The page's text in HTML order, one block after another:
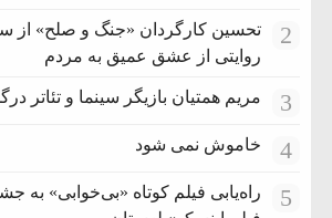
2
تحسین کارگردان «جنگ و صلح» از
روایتی از عشق عمیق به مردم
3 مریم همتیان بازیگر سینما و تئاتر
4 خاموش نمی شود
5
راه‌یابی فیلم کوتاه «بی‌خوابی» به